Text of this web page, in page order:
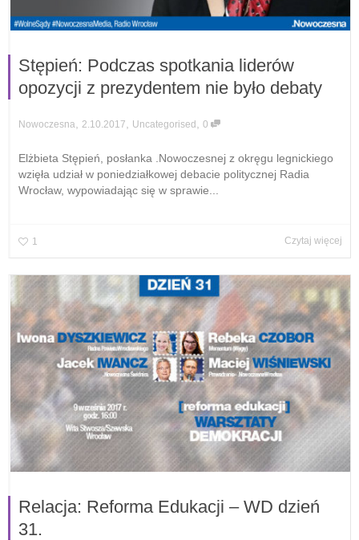
Stępień: Podczas spotkania liderów
opozycji z prezydentem nie było debaty
Nowoczesna 2.10.2017 Uncategorised 0
Elżbieta Stępień, posłanka .Nowoczesnej z okręgu legnickiego
wzięła udział w poniedziałkowej debacie politycznej Radia
Wrocław, wypowiadając się w sprawie...
1 Czytaj więcej
Relacja: Reforma Edukacji – WD dzień
31.